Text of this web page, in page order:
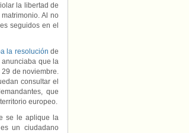
la libertad de
Al no
seguidos en el
la resolución de
anunciaba que la
de noviembre.
consultar el
que
europeo.
se le aplique la
un ciudadano